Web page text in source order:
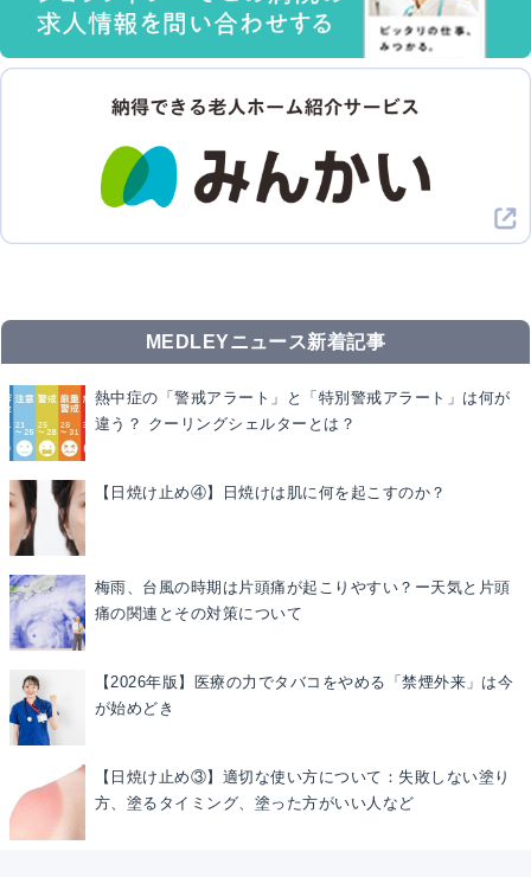
MEDLEYニュース新着記事
熱中症の「警戒アラート」と「特別警戒アラート」は何が
違う？ クーリングシェルターとは？
【日焼け止め④】日焼けは肌に何を起こすのか？
梅雨、台風の時期は片頭痛が起こりやすい？ー天気と片頭
痛の関連とその対策について
【2026年版】医療の力でタバコをやめる「禁煙外来」は今
が始めどき
【日焼け止め③】適切な使い方について：失敗しない塗り
方、塗るタイミング、塗った方がいい人など